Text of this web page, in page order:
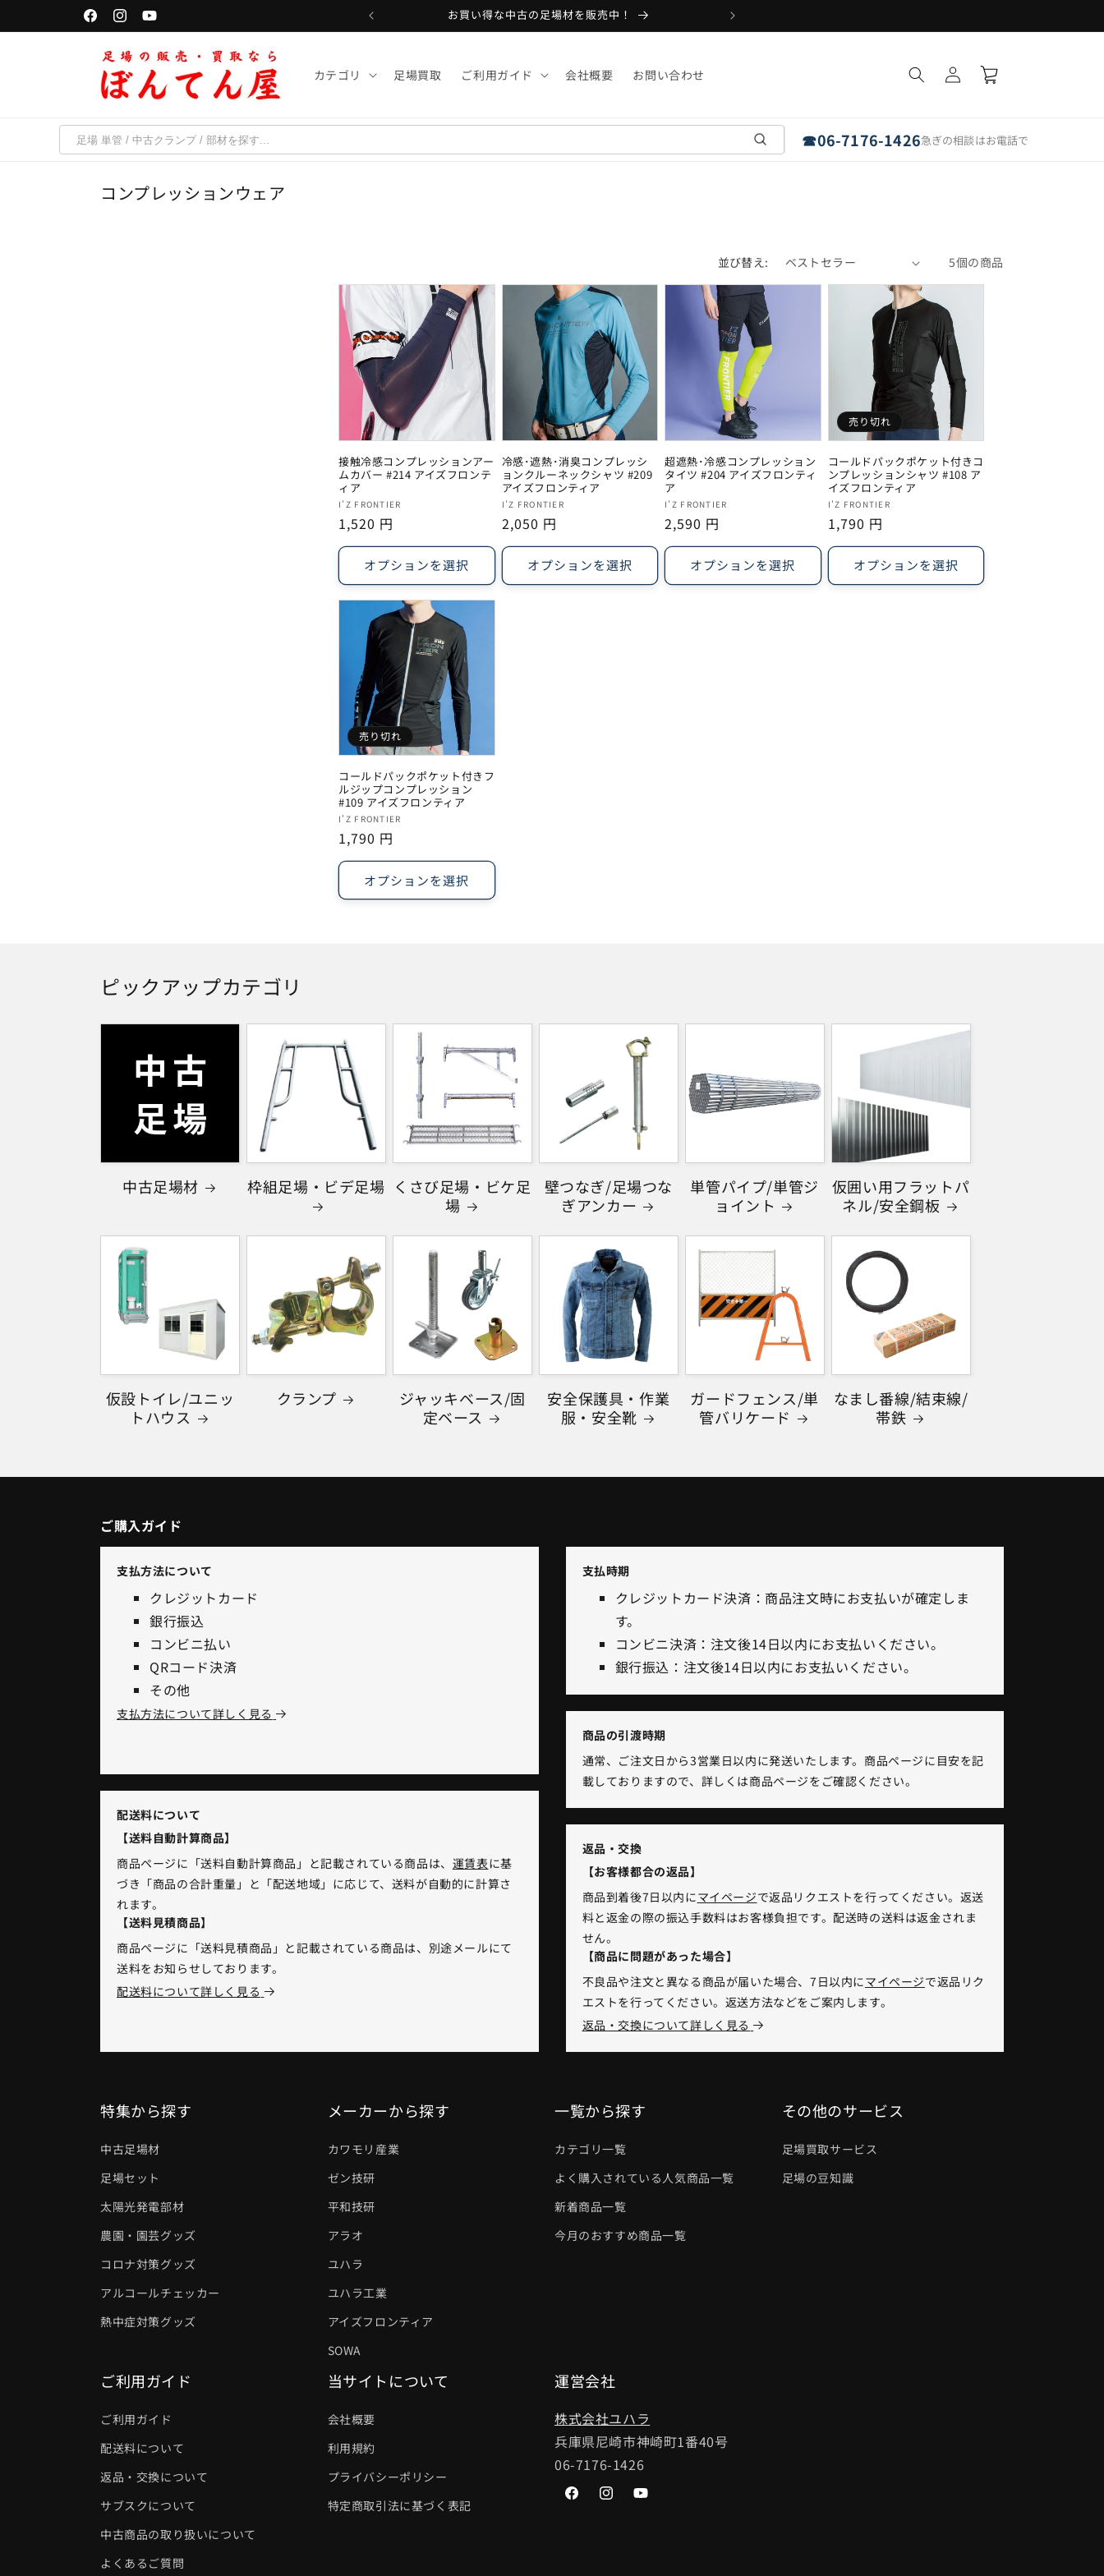
進む
FacebookInstagramYouTube
単管パイプは「千葉・京都・福岡・宮城」で受取可能 お買い得な中古の足場材を販売中！
カテゴリ 足場買取 ご利用ガイド 会社概要 お問い合わせ
グ
イ
ー
☎06-7176-1426急ぎの相談はお電話で
コ
コンプレッションウェア
並び替え: 5個の商品
接触冷感コンプレッションアー
ムカバー #214 アイズフロンテ
ィア
販
売
元:
I'Z FRONTIER
通
常
価
格
1,520 円
オプションを選択
冷感･遮熱･消臭コンプレッシ
ョンクルーネックシャツ #209
アイズフロンティア
販
売
元:
I'Z FRONTIER
通
常
価
格
2,050 円
オプションを選択
超遮熱･冷感コンプレッション
タイツ #204 アイズフロンティ
ア
販
売
元:
I'Z FRONTIER
通
常
価
格
2,590 円
オプションを選択
売り切れ
コールドパックポケット付きコ
ンプレッションシャツ #108 ア
イズフロンティア
販
売
元:
I'Z FRONTIER
通
常
価
格
1,790 円
オプションを選択
売り切れ
コールドパックポケット付きフ
ルジップコンプレッション
#109 アイズフロンティア
販
売
元:
I'Z FRONTIER
通
常
価
格
1,790 円
オプションを選択
ピックアップカテゴリ
中古足場材 枠組足場・ビデ足場 くさび足場・ビケ足
場
壁つなぎ/足場つな
ぎアンカー
単管パイプ/単管ジ
ョイント
仮囲い用フラットパ
ネル/安全鋼板
仮設トイレ/ユニッ
トハウス
クランプ
ジャッキベース/固
定ベース
安全保護具・作業
服・安全靴
ガードフェンス/単
管バリケード
なまし番線/結束線/
帯鉄
ご購入ガイド
支払方法について
クレジットカード
銀行振込
コンビニ払い
QRコード決済
その他
支払方法について詳しく見る
配送料について
【送料自動計算商品】
商品ページに「送料自動計算商品」と記載されている商品は、 運賃表に基
づき「商品の合計重量」と「配送地域」に応じて、送料が自動的に計算さ
れます。
【送料見積商品】
商品ページに「送料見積商品」と記載されている商品は、別途メールにて
送料をお知らせしております。
配送料について詳しく見る
支払時期
クレジットカード決済：商品注文時にお支払いが確定しま
す。
コンビニ決済：注文後14日以内にお支払いください。
銀行振込：注文後14日以内にお支払いください。
商品の引渡時期
通常、ご注文日から3営業日以内に発送いたします。商品ページに目安を記
載しておりますので、詳しくは商品ページをご確認ください。
返品・交換
【お客様都合の返品】
商品到着後7日以内にマイページで返品リクエストを行ってください。返送
料と返金の際の振込手数料はお客様負担です。配送時の送料は返金されま
せん。
【商品に問題があった場合】
不良品や注文と異なる商品が届いた場合、7日以内にマイページで返品リク
エストを行ってください。返送方法などをご案内します。
返品・交換について詳しく見る
特集から探す
中古足場材
足場セット
太陽光発電部材
農園・園芸グッズ
コロナ対策グッズ
アルコールチェッカー
熱中症対策グッズ
メーカーから探す
カワモリ産業
ゼン技研
平和技研
アラオ
ユハラ
ユハラ工業
アイズフロンティア
SOWA
一覧から探す
カテゴリ一覧
よく購入されている人気商品一覧
新着商品一覧
今月のおすすめ商品一覧
その他のサービス
足場買取サービス
足場の豆知識
ご利用ガイド
ご利用ガイド
配送料について
返品・交換について
サブスクについて
中古商品の取り扱いについて
よくあるご質問
当サイトについて
会社概要
利用規約
プライバシーポリシー
特定商取引法に基づく表記
運営会社
株式会社ユハラ
兵庫県尼崎市神崎町1番40号
06-7176-1426
FacebookInstagramYouTube